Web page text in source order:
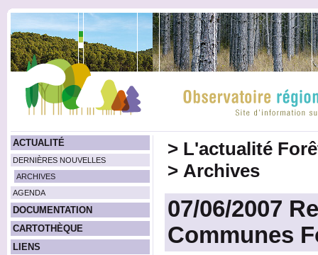
ACTUALITÉ
DERNIÈRES NOUVELLES
ARCHIVES
AGENDA
DOCUMENTATION
CARTOTHÈQUE
LIENS
> L'actualité
> Archives
07/06/2007
Communes